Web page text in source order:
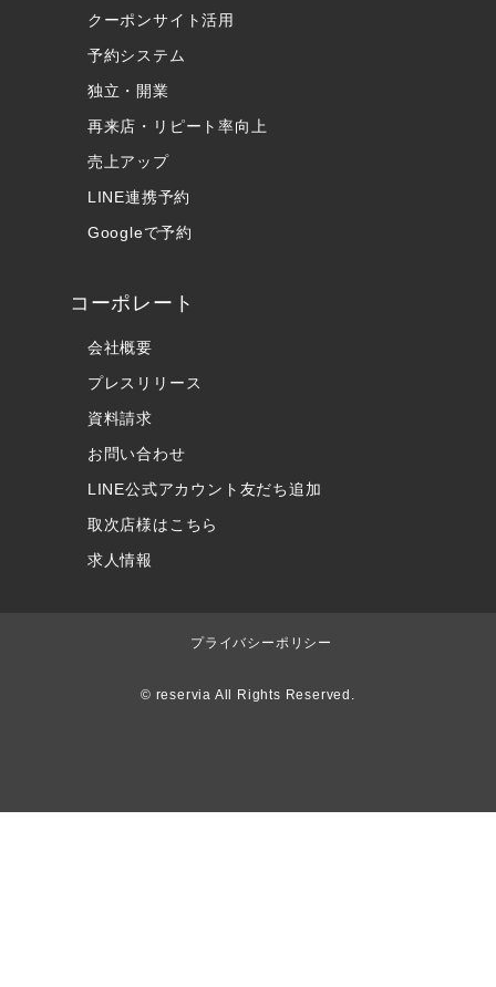
クーポンサイト活用
予約システム
独立・開業
再来店・リピート率向上
売上アップ
LINE連携予約
Googleで予約
コーポレート
会社概要
プレスリリース
資料請求
お問い合わせ
LINE公式アカウント友だち追加
取次店様はこちら
求人情報
プライバシーポリシー
© reservia All Rights Reserved.